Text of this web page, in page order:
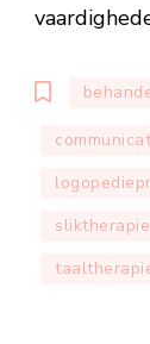
sliktherapie